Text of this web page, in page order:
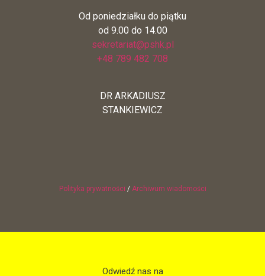
Od poniedziałku do piątku
od 9.00 do 14.00
sekretariat@pshk.pl
+48 789 482 708
DR ARKADIUSZ
STANKIEWICZ
Polityka prywatności / Archiwum wiadomości
Odwiedź nas na